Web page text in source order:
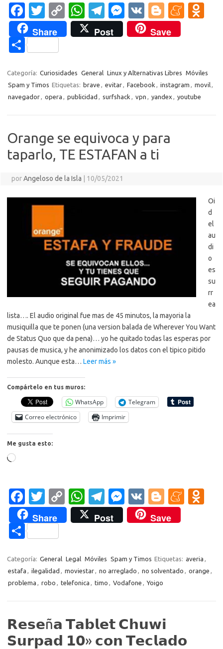
Fa
c
e
b
o
o
k
T
w
it
te
r
C
o
p
Li
n
k
W
h
at
A
p
T
el
e
a
m
M
es
se
g
er
V
K
Bl
o
g
er
M
a
m
kl
as
Share Post Save
C
m
p
r
Categoría: Curiosidades General Linux y Alternativas Libres Móviles
Spam y Timos Etiquetas: brave , evitar, Facebook , instagram , movil,
navegador, opera , publicidad , surfshack , vpn , yandex , youtube
Orange se equivoca y para
taparlo, TE ESTAFAN a ti
porAngeloso de la Isla 10/05/2021
Oi
d
el
au
di
o
es
su
rr
ea
lista…. El audio original fue mas de 45 minutos, la mayoria la
musiquilla que te ponen (una version balada de Wherever You Want
de Status Quo que da pena)… yo he quitado todas las esperas por
pausas de musica, y he anonimizado los datos con el tipico pitido
molesto. Aunque esta… Leer más »
Compártelo en tus muros:
WhatsApp
Telegram
Correo electrónico
Imprimir
Me gusta esto:
Cargando...
Fa
c
e
b
o
o
T
w
it
te
r
C
o
p
Li
n
W
h
at
A
p
p
T
el
e
a
m
M
es
se
g
er
V
K
Bl
o
g
er
M
a
m
kl
as
Share Post Save
C
m
p
r
Categoría: General Legal Móviles Spam y Timos Etiquetas: averia ,
estafa , ilegalidad , moviestar, no arreglado , no solventado , orange ,
problema , robo , telefonica , timo , Vodafone , Yoigo
𝗥𝗲𝘀𝗲ñ𝗮 𝗧𝗮𝗯𝗹𝗲𝘁 𝗖𝗵𝘂𝘄𝗶
𝗦𝘂𝗿𝗽𝗮𝗱 𝟭𝟬» 𝗰𝗼𝗻 𝗧𝗲𝗰𝗹𝗮𝗱𝗼